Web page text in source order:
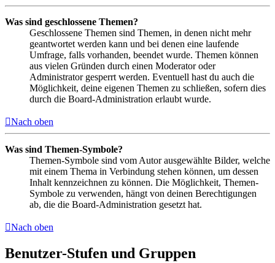
Was sind geschlossene Themen?
Geschlossene Themen sind Themen, in denen nicht mehr
geantwortet werden kann und bei denen eine laufende
Umfrage, falls vorhanden, beendet wurde. Themen können
aus vielen Gründen durch einen Moderator oder
Administrator gesperrt werden. Eventuell hast du auch die
Möglichkeit, deine eigenen Themen zu schließen, sofern dies
durch die Board-Administration erlaubt wurde.
Nach oben
Was sind Themen-Symbole?
Themen-Symbole sind vom Autor ausgewählte Bilder, welche
mit einem Thema in Verbindung stehen können, um dessen
Inhalt kennzeichnen zu können. Die Möglichkeit, Themen-
Symbole zu verwenden, hängt von deinen Berechtigungen
ab, die die Board-Administration gesetzt hat.
Nach oben
Benutzer-Stufen und Gruppen